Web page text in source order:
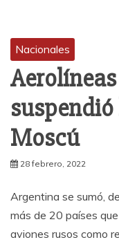
Nacionales
Moscú
28 febrero, 2022
Argentina se sumó,
más de 20 países
aviones rusos como